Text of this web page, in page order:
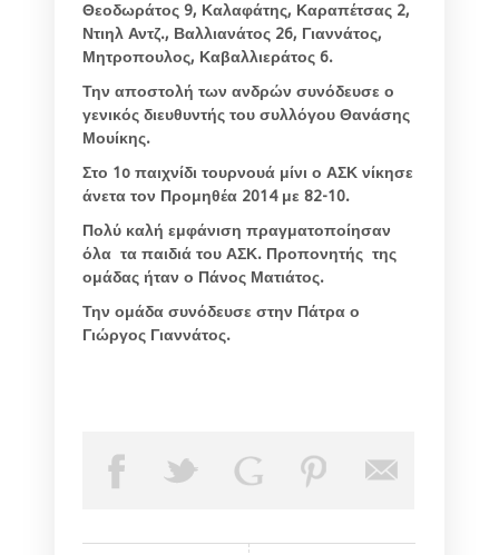
Θεοδωράτος 9, Καλαφάτης, Καραπέτσας 2,
Ντιηλ Αντζ., Βαλλιανάτος 26, Γιαννάτος,
Μητροπουλος, Καβαλλιεράτος 6.
Την αποστολή των ανδρών συνόδευσε ο
γενικός διευθυντής του συλλόγου Θανάσης
Μουίκης.
Στο 1o παιχνίδι τουρνουά μίνι ο ΑΣΚ νίκησε
άνετα τον Προμηθέα 2014 με 82-10.
Πολύ καλή εμφάνιση πραγματοποίησαν
όλα τα παιδιά του ΑΣΚ. Προπονητής της
ομάδας ήταν ο Πάνος Ματιάτος.
Την ομάδα συνόδευσε στην Πάτρα ο
Γιώργος Γιαννάτος.